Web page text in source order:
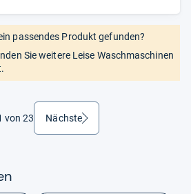
passendes Produkt gefunden?
Sie weitere Leise Waschmaschinen
von 23 Nächsteweiter